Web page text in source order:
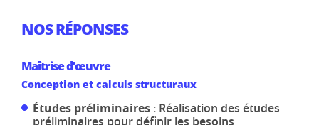
NOS RÉPONSES
Maîtrise d’œuvre
Conception et calculs structuraux
Études préliminaires : Réalisation des études
préliminaires pour définir les besoins